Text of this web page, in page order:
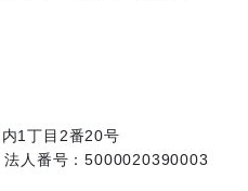
1丁目2番20号
法人番号：5000020390003